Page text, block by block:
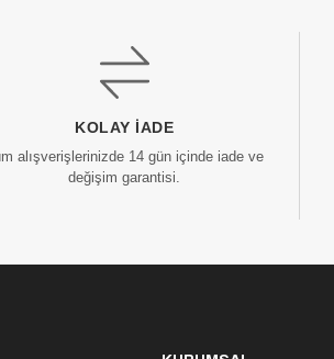
KOLAY İADE
alışverişlerinizde 14 gün içinde iade ve
değişim garantisi.